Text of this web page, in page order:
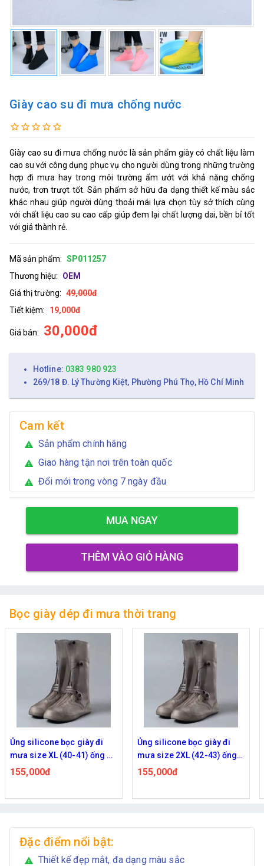
Giày cao su đi mưa chống nước
Giày cao su đi mưa chống nước là sản phẩm giày có chất liệu làm
cao su với công dụng phục vụ cho người dùng trong những trường
hợp đi mưa hay trong môi trường ẩm ướt với khả năng chống
nước, trơn trượt tốt. Sản phẩm sở hữu đa dạng thiết kế màu sắc
khác nhau giúp người dùng thoải mái lựa chọn tùy sở thích cùng
với chất liệu cao su cao cấp giúp đem lại chất lượng dai, bền bỉ tốt
với giá thành rẻ.
Mã sản phẩm: SP011257
Thương hiệu:
OEM
Giá thị trường: 49,000đ
Tiết kiệm:
19,000đ
Giá bán: 30,000đ
Hotline: 0383 980 923
269/18 Đ. Lý Thường Kiệt, Phường Phú Thọ, Hồ Chí Minh
Cam kết
warning Sản phẩm chính hãng
warning Giao hàng tận nơi trên toàn quốc
warning Đổi mới trong vòng 7 ngày đầu
MUA NGAY
THÊM VÀO GIỎ HÀNG
Bọc giày dép đi mưa thời trang
Ủng silicone bọc giày đi
mưa size XL (40-41) ống cổ
siêu cao 35cm, chống mưa,
155,000đ
Ủng silicone bọc giày đi
mưa size 2XL (42-43) ống
cổ siêu cao 35cm, chống
155,000đ
Đặc điểm nổi bật:
warning Thiết kế đẹp mắt, đa dạng màu sắc